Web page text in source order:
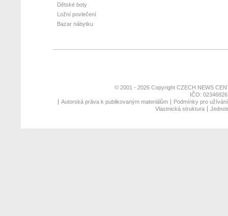
Dětské boty
Ložní povlečení
Bazar nábytku
© 2001 - 2026 Copyright CZECH NEWS
IČO:
Autorská práva k publikovaným materiálům
Podmínky pro
Vlastnická struktura